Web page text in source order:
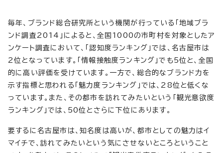
毎年、ブランド総合研究所という機関が行っている「地域ブラ
ンド調査2014」によると、全国1000の市町村を対象としたア
ンケート調査において、「認知度ランキング」では、名古屋市は
2位となっています。「情報接触度ランキング」でも5位と、全国
的に高い評価を受けています。一方で、総合的なブランド力を
示す指標と思われる「魅力度ランキング」では、28位と低くな
っています。また、その都市を訪れてみたいという「観光意欲度
ランキング」では、50位とさらに下位にあります。
要するに名古屋市は、知名度は高いが、都市としての魅力はイ
マイチで、訪れてみたいという気にさせないところということ